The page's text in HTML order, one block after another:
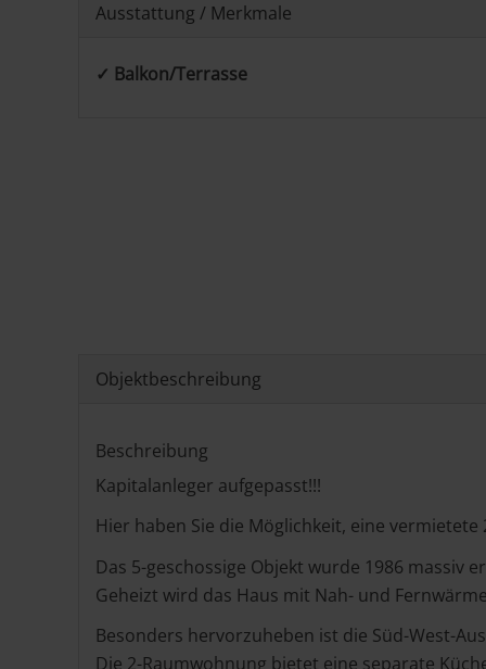
Ausstattung / Merkmale
✓ Balkon/Terrasse
Objekt­beschreibung
Beschreibung
Kapitalanleger aufgepasst!!!
Hier haben Sie die Möglichkeit, eine
Das 5-geschossige Objekt wurde 1986 massiv
Geheizt wird das Haus mit Nah- und
Besonders hervorzuheben ist die Süd-West-
Die 2-Raumwohnung bietet eine separate